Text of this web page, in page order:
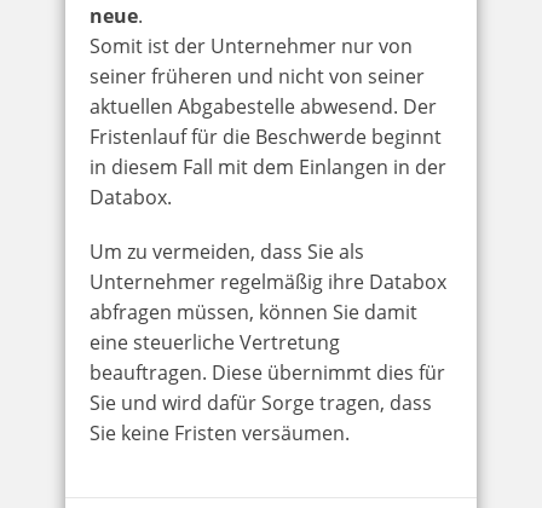
neue.
Somit ist der Unternehmer nur von
seiner früheren und nicht von seiner
aktuellen Abgabestelle abwesend. Der
Fristenlauf für die Beschwerde beginnt
in diesem Fall mit dem Einlangen in der
Databox.
Um zu vermeiden, dass Sie als
Unternehmer regelmäßig ihre Databox
abfragen müssen, können Sie damit
eine steuerliche Vertretung
beauftragen. Diese übernimmt dies für
Sie und wird dafür Sorge tragen, dass
Sie keine Fristen versäumen.